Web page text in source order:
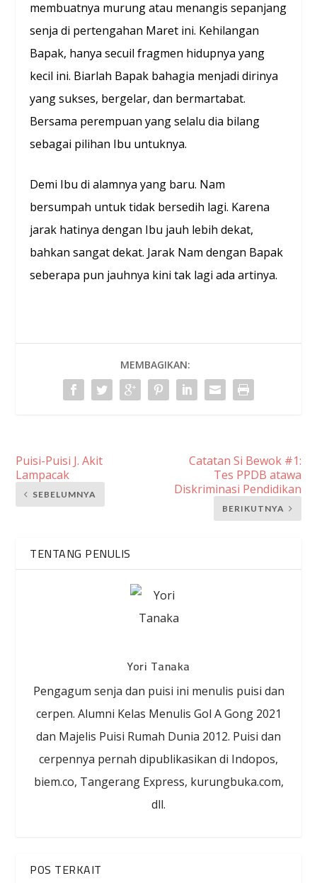
membuatnya murung atau menangis sepanjang
senja di pertengahan Maret ini. Kehilangan
Bapak, hanya secuil fragmen hidupnya yang
kecil ini. Biarlah Bapak bahagia menjadi dirinya
yang sukses, bergelar, dan bermartabat.
Bersama perempuan yang selalu dia bilang
sebagai pilihan Ibu untuknya.
Demi Ibu di alamnya yang baru. Nam
bersumpah untuk tidak bersedih lagi. Karena
jarak hatinya dengan Ibu jauh lebih dekat,
bahkan sangat dekat. Jarak Nam dengan Bapak
seberapa pun jauhnya kini tak lagi ada artinya.
MEMBAGIKAN:
Puisi-Puisi J. Akit
Lampacak
SEBELUMNYA
Catatan Si Bewok #1:
Tes PPDB atawa
Diskriminasi Pendidikan
BERIKUTNYA
TENTANG PENULIS
Yori Tanaka
Pengagum senja dan puisi ini menulis puisi dan
cerpen. Alumni Kelas Menulis Gol A Gong 2021
dan Majelis Puisi Rumah Dunia 2012. Puisi dan
cerpennya pernah dipublikasikan di Indopos,
biem.co, Tangerang Express, kurungbuka.com,
dll.
POS TERKAIT